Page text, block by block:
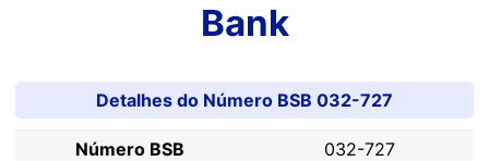
Bank
Detalhes do Número BSB 032-727
Número BSB
032-727